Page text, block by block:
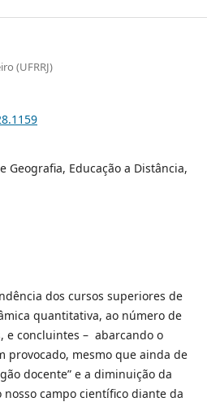
(UFRRJ)
Geografia, Educação a Distância,
dos cursos superiores de
quantitativa, ao número de
e concluintes – abarcando o
provocado, mesmo que ainda de
docente” e a diminuição da
campo científico diante da